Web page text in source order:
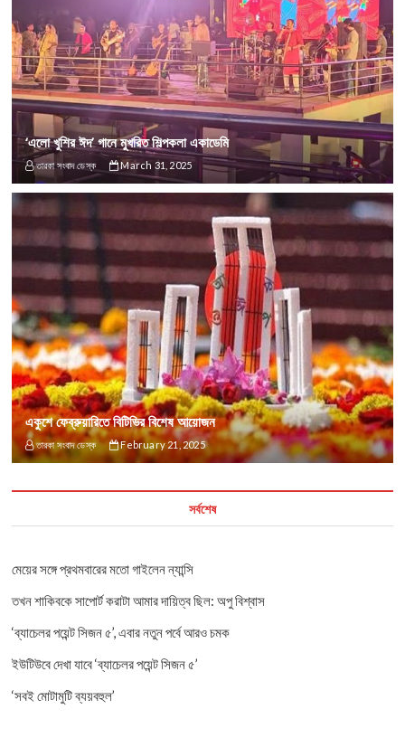
‘এলো খুশির ঈদ’ গানে মুখরিত শিল্পকলা একাডেমি
তারকা সংবাদ ডেস্ক March 31, 2025
একুশে ফেব্রুয়ারিতে বিটিভির বিশেষ আয়োজন
তারকা সংবাদ ডেস্ক February 21, 2025
সর্বশেষ
মেয়ের সঙ্গে প্রথমবারের মতো গাইলেন ন্যান্সি
তখন শাকিবকে সাপোর্ট করাটা আমার দায়িত্ব ছিল: অপু বিশ্বাস
‘ব্যাচেলর পয়েন্ট সিজন ৫’, এবার নতুন পর্বে আরও চমক
ইউটিউবে দেখা যাবে ‘ব্যাচেলর পয়েন্ট সিজন ৫’
‘সবই মোটামুটি ব্যয়বহুল’